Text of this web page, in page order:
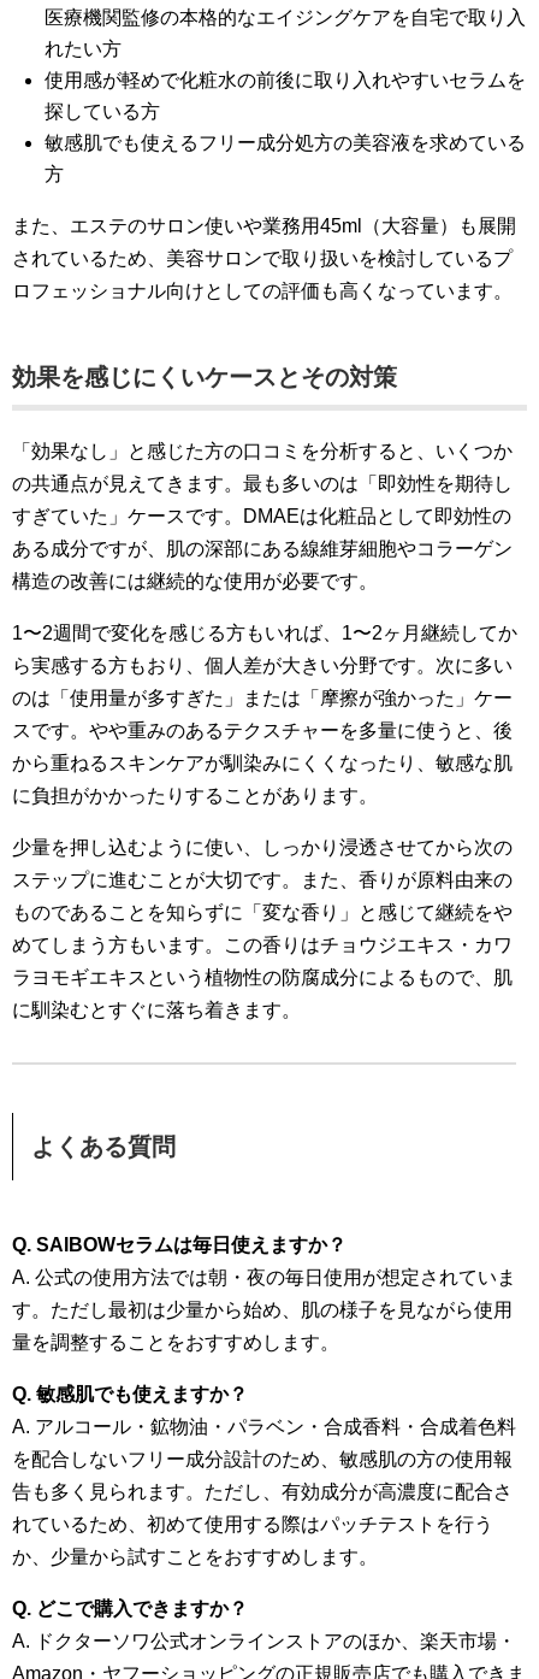
医療機関監修の本格的なエイジングケアを自宅で取り入
れたい方
使用感が軽めで化粧水の前後に取り入れやすいセラムを
探している方
敏感肌でも使えるフリー成分処方の美容液を求めている
方
また、エステのサロン使いや業務用45ml（大容量）も展開
されているため、美容サロンで取り扱いを検討しているプ
ロフェッショナル向けとしての評価も高くなっています。
効果を感じにくいケースとその対策
「効果なし」と感じた方の口コミを分析すると、いくつか
の共通点が見えてきます。最も多いのは「即効性を期待し
すぎていた」ケースです。DMАEは化粧品として即効性の
ある成分ですが、肌の深部にある線維芽細胞やコラーゲン
構造の改善には継続的な使用が必要です。
1〜2週間で変化を感じる方もいれば、1〜2ヶ月継続してか
ら実感する方もおり、個人差が大きい分野です。次に多い
のは「使用量が多すぎた」または「摩擦が強かった」ケー
スです。やや重みのあるテクスチャーを多量に使うと、後
から重ねるスキンケアが馴染みにくくなったり、敏感な肌
に負担がかかったりすることがあります。
少量を押し込むように使い、しっかり浸透させてから次の
ステップに進むことが大切です。また、香りが原料由来の
ものであることを知らずに「変な香り」と感じて継続をや
めてしまう方もいます。この香りはチョウジエキス・カワ
ラヨモギエキスという植物性の防腐成分によるもので、肌
に馴染むとすぐに落ち着きます。
よくある質問
Q. SAIBOWセラムは毎日使えますか？
A. 公式の使用方法では朝・夜の毎日使用が想定されていま
す。ただし最初は少量から始め、肌の様子を見ながら使用
量を調整することをおすすめします。
Q. 敏感肌でも使えますか？
A. アルコール・鉱物油・パラベン・合成香料・合成着色料
を配合しないフリー成分設計のため、敏感肌の方の使用報
告も多く見られます。ただし、有効成分が高濃度に配合さ
れているため、初めて使用する際はパッチテストを行う
か、少量から試すことをおすすめします。
Q. どこで購入できますか？
A. ドクターソワ公式オンラインストアのほか、楽天市場・
Amazon・ヤフーショッピングの正規販売店でも購入できま